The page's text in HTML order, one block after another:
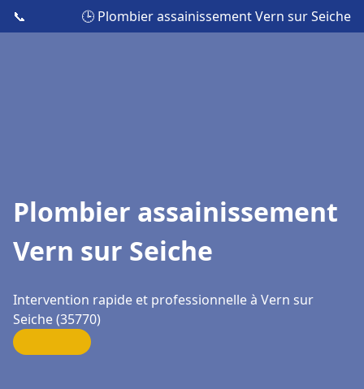
📞 🕒 Plombier assainissement Vern sur Seiche
Plombier assainissement
Vern sur Seiche
Intervention rapide et professionnelle à Vern sur
Seiche (35770)